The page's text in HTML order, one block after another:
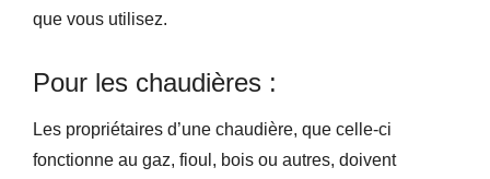
que vous utilisez.
Pour les chaudières :
Les propriétaires d’une chaudière, que celle-ci
fonctionne au gaz, fioul, bois ou autres, doivent